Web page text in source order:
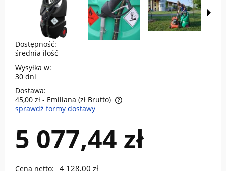
Dostępność:
średnia ilość
Wysyłka w:
30 dni
Dostawa:
45,00 zł - Emiliana (zł Brutto)
Cena nie zawiera ewentualnych kosztów płatności
sprawdź formy dostawy
5 077,44 zł
Cena netto: 4 128,00 zł